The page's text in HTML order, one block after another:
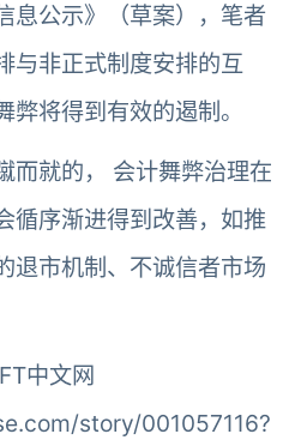
息公示》（草案），笔者
与非正式制度安排的互
将得到有效的遏制。
而就的， 会计舞弊治理在
循序渐进得到改善，如推
退市机制、不诚信者市场
中文网
story/001057116?